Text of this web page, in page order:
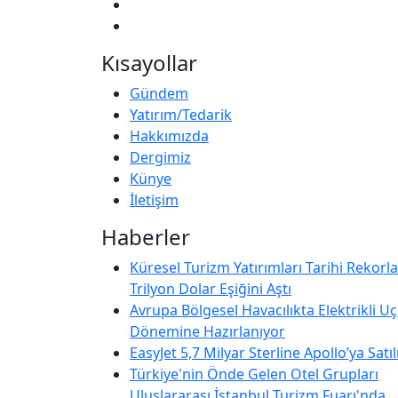
Kısayollar
Gündem
Yatırım/Tedarik
Hakkımızda
Dergimiz
Künye
İletişim
Haberler
Küresel Turizm Yatırımları Tarihi
Trilyon Dolar Eşiğini Aştı
Avrupa Bölgesel Havacılıkta Elektrikli
Dönemine Hazırlanıyor
EasyJet 5,7 Milyar Sterline Apollo’ya
Türkiye'nin Önde Gelen Otel Grupları